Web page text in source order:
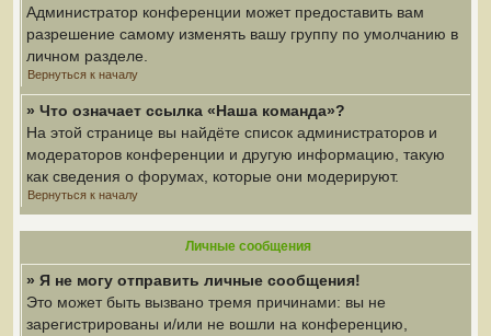
Администратор конференции может предоставить вам
разрешение самому изменять вашу группу по умолчанию в
личном разделе.
Вернуться к началу
» Что означает ссылка «Наша команда»?
На этой странице вы найдёте список администраторов и
модераторов конференции и другую информацию, такую
как сведения о форумах, которые они модерируют.
Вернуться к началу
Личные сообщения
» Я не могу отправить личные сообщения!
Это может быть вызвано тремя причинами: вы не
зарегистрированы и/или не вошли на конференцию,